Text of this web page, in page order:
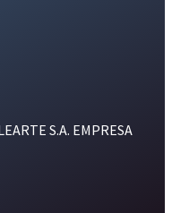
S.A. EMPRESA